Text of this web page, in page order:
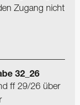
Zugang nicht
32_26
ff 29/26 über